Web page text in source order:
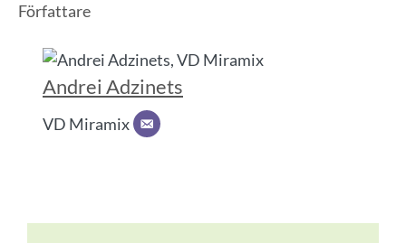
Författare
Andrei Adzinets
VD Miramix